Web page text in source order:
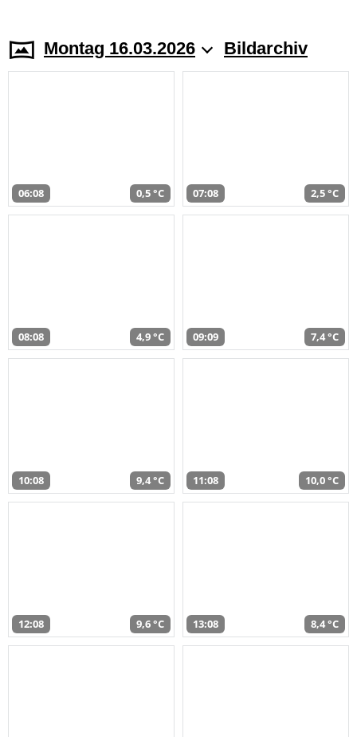
Montag 16.03.2026 Bildarchiv
06:08 0,5 °C 07:08 2,5 °C
08:08 4,9 °C 09:09 7,4 °C
10:08 9,4 °C 11:08 10,0 °C
12:08 9,6 °C 13:08 8,4 °C